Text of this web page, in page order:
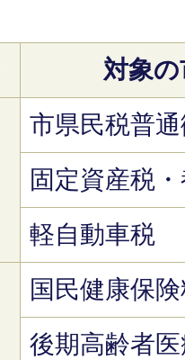
対象
市県民税普
固定資産税
軽自動車税
国民健康保
後期高齢者